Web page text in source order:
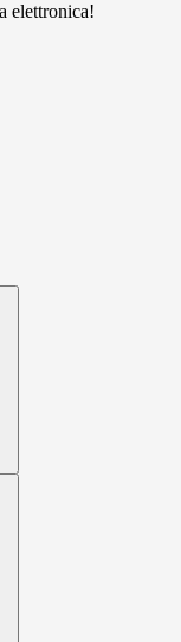
elettronica!